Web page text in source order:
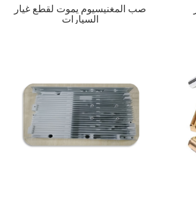
صب المغنيسيوم يموت لقطع غيار
السيارات